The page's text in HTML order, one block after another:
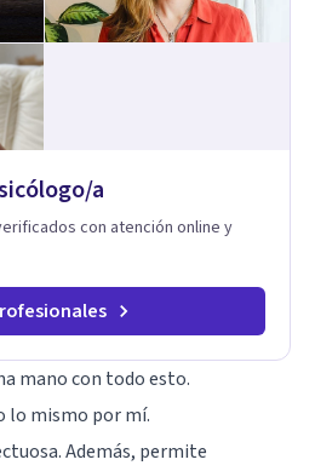
a
con atención online y
mano con todo esto.
lo mismo por mí.
Además, permite